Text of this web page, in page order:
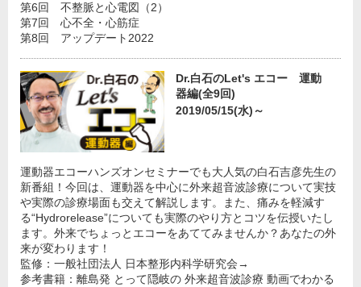
第6回 不整脈と心電図（2）
第7回 心不全・心筋症
第8回 アップデート2022
Dr.白石のLet's エコー 運動
器編(全9回)
2019/05/15(水)～
運動器エコーハンズオンセミナーでも大人気の白石吉彦先生の
新番組！今回は、運動器を中心に外来超音波診療について実技
や実際の診療場面も交えて解説します。また、痛みを軽減す
る“Hydrorelease”についても実際のやり方とコツを伝授いたし
ます。外来でちょっとエコーをあててみませんか？あなたの外
来が変わります！
監修：一般社団法人 日本整形内科学研究会→
参考書籍：離島発 とって隠岐の 外来超音波診療 動画でわかる